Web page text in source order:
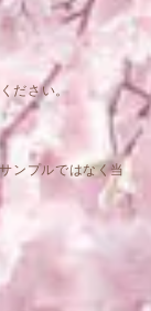
ださい。
ンプルではなく当